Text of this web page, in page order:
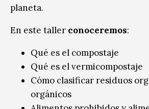
planeta.
En este taller conoceremos:
Qué es el compostaje
Qué es el vermicompostaje
Cómo clasificar residuos
orgánicos